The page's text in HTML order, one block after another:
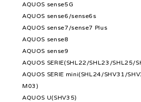
AQUOS sense5G
AQUOS sense6/sense6s
AQUOS sense7/sense7 Plus
AQUOS sense8
AQUOS sense9
AQUOS SERIE(SHL22/SHL23/SHL25/
AQUOS SERIE mini(SHL24/SHV31/
M03)
AQUOS U(SHV35)